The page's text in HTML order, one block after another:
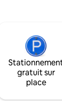
gratuit sur
place